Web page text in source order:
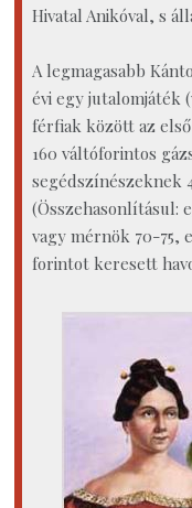
Hivatal Anikóval, s
A legmagasabb
évi egy jutalomjáték
férfiak között az
160 váltóforintos
segédszínészeknek
(Összehasonlításul:
vagy mérnök 70-75,
forintot keresett